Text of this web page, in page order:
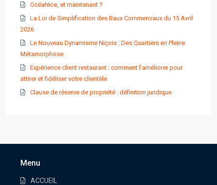
OcéaNice, et maintenant ?
La Loi de Simplification des Baux Commerciaux du 15 Avril
2026
Le Nouveau Dynamisme Niçois : Des Quartiers en Pleine
Métamorphose
Expérience client restaurant : comment l’améliorer pour
attirer et fidéliser votre clientèle
Clause de réserve de propriété : définition juridique
Menu
ACCUEIL